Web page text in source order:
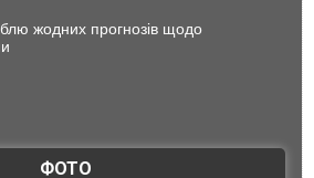
жодних прогнозів щодо
ФОТО